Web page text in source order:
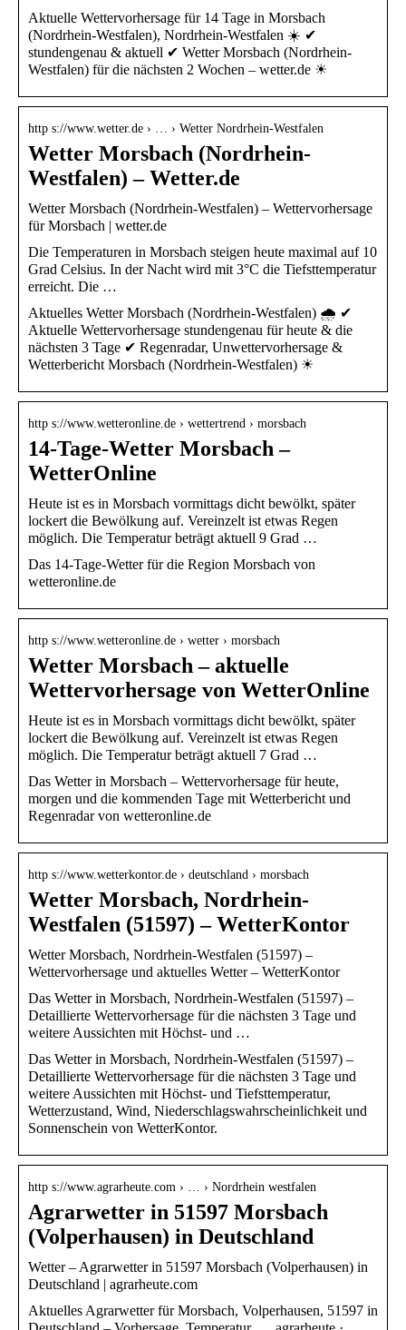
Aktuelle Wettervorhersage für 14 Tage in Morsbach
(Nordrhein-Westfalen), Nordrhein-Westfalen ☀️ ✔
stundengenau & aktuell ✔ Wetter Morsbach (Nordrhein-
Westfalen) für die nächsten 2 Wochen – wetter.de ☀
http s://www.wetter.de › … › Wetter Nordrhein-Westfalen
Wetter Morsbach (Nordrhein-
Westfalen) – Wetter.de
Wetter Morsbach (Nordrhein-Westfalen) – Wettervorhersage
für Morsbach | wetter.de
Die Temperaturen in Morsbach steigen heute maximal auf 10
Grad Celsius. In der Nacht wird mit 3°C die Tiefsttemperatur
erreicht. Die …
Aktuelles Wetter Morsbach (Nordrhein-Westfalen) 🌧️ ✔
Aktuelle Wettervorhersage stundengenau für heute & die
nächsten 3 Tage ✔ Regenradar, Unwettervorhersage &
Wetterbericht Morsbach (Nordrhein-Westfalen) ☀
http s://www.wetteronline.de › wettertrend › morsbach
14-Tage-Wetter Morsbach –
WetterOnline
Heute ist es in Morsbach vormittags dicht bewölkt, später
lockert die Bewölkung auf. Vereinzelt ist etwas Regen
möglich. Die Temperatur beträgt aktuell 9 Grad …
Das 14-Tage-Wetter für die Region Morsbach von
wetteronline.de
http s://www.wetteronline.de › wetter › morsbach
Wetter Morsbach – aktuelle
Wettervorhersage von WetterOnline
Heute ist es in Morsbach vormittags dicht bewölkt, später
lockert die Bewölkung auf. Vereinzelt ist etwas Regen
möglich. Die Temperatur beträgt aktuell 7 Grad …
Das Wetter in Morsbach – Wettervorhersage für heute,
morgen und die kommenden Tage mit Wetterbericht und
Regenradar von wetteronline.de
http s://www.wetterkontor.de › deutschland › morsbach
Wetter Morsbach, Nordrhein-
Westfalen (51597) – WetterKontor
Wetter Morsbach, Nordrhein-Westfalen (51597) –
Wettervorhersage und aktuelles Wetter – WetterKontor
Das Wetter in Morsbach, Nordrhein-Westfalen (51597) –
Detaillierte Wettervorhersage für die nächsten 3 Tage und
weitere Aussichten mit Höchst- und …
Das Wetter in Morsbach, Nordrhein-Westfalen (51597) –
Detaillierte Wettervorhersage für die nächsten 3 Tage und
weitere Aussichten mit Höchst- und Tiefsttemperatur,
Wetterzustand, Wind, Niederschlagswahrscheinlichkeit und
Sonnenschein von WetterKontor.
http s://www.agrarheute.com › … › Nordrhein westfalen
Agrarwetter in 51597 Morsbach
(Volperhausen) in Deutschland
Wetter – Agrarwetter in 51597 Morsbach (Volperhausen) in
Deutschland | agrarheute.com
Aktuelles Agrarwetter für Morsbach, Volperhausen, 51597 in